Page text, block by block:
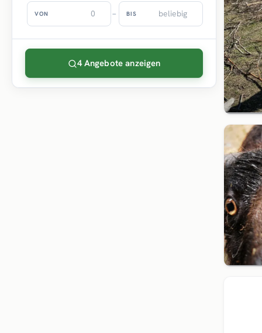
VON – BIS
4 Angebote anzeigen